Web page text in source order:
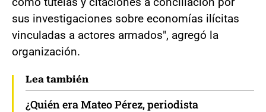
sus investigaciones sobre economías ilícitas
vinculadas a actores armados", agregó la
organización.
Lea también
¿Quién era Mateo Pérez, periodista